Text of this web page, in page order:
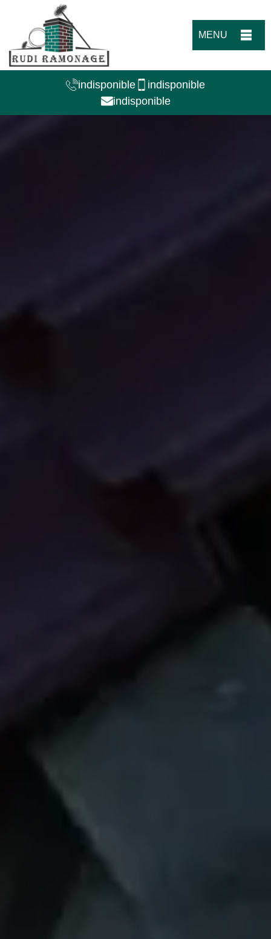
MENU
indisponible
indisponible
indisponible